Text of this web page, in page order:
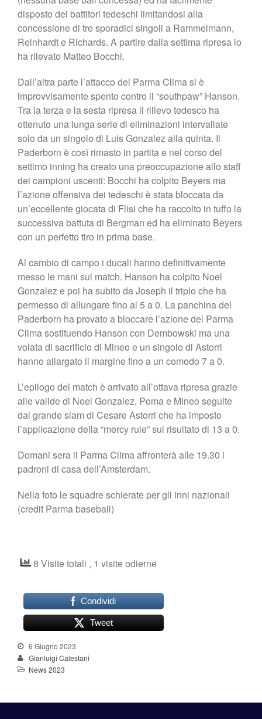
disposto dei battitori tedeschi limitandosi alla
concessione di tre sporadici singoli a Rammelmann,
Reinhardt e Richards. A partire dalla settima ripresa lo
ha rilevato Matteo Bocchi.
Dall’altra parte l’attacco del Parma Clima si è
improvvisamente spento contro il “southpaw” Hanson.
Tra la terza e la sesta ripresa il rilievo tedesco ha
ottenuto una lunga serie di eliminazioni intervallate
solo da un singolo di Luis Gonzalez alla quinta. Il
Paderborn è così rimasto in partita e nel corso del
settimo inning ha creato una preoccupazione allo staff
dei campioni uscenti: Bocchi ha colpito Beyers ma
l’azione offensiva dei tedeschi è stata bloccata da
un’eccellente giocata di Flisi che ha raccolto in tuffo la
successiva battuta di Bergman ed ha eliminato Beyers
con un perfetto tiro in prima base.
Al cambio di campo i ducali hanno definitivamente
messo le mani sul match. Hanson ha colpito Noel
Gonzalez e poi ha subito da Joseph il triplo che ha
permesso di allungare fino al 5 a 0. La panchina del
Paderborn ha provato a bloccare l’azione del Parma
Clima sostituendo Hanson con Dembowski ma una
volata di sacrificio di Mineo e un singolo di Astorri
hanno allargato il margine fino a un comodo 7 a 0.
L’epilogo del match è arrivato all’ottava ripresa grazie
alle valide di Noel Gonzalez, Poma e Mineo seguite
dal grande slam di Cesare Astorri che ha imposto
l’applicazione della “mercy rule” sul risultato di 13 a 0.
Domani sera il Parma Clima affronterà alle 19.30 i
padroni di casa dell’Amsterdam.
Nella foto le squadre schierate per gli inni nazionali
(credit Parma baseball)
8 Visite totali , 1 visite odierne
Condividi
Tweet
6 Giugno 2023
Gianluigi Calestani
News 2023